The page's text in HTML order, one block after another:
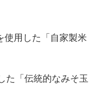
使用した「自家製米
た「伝統的なみそ玉